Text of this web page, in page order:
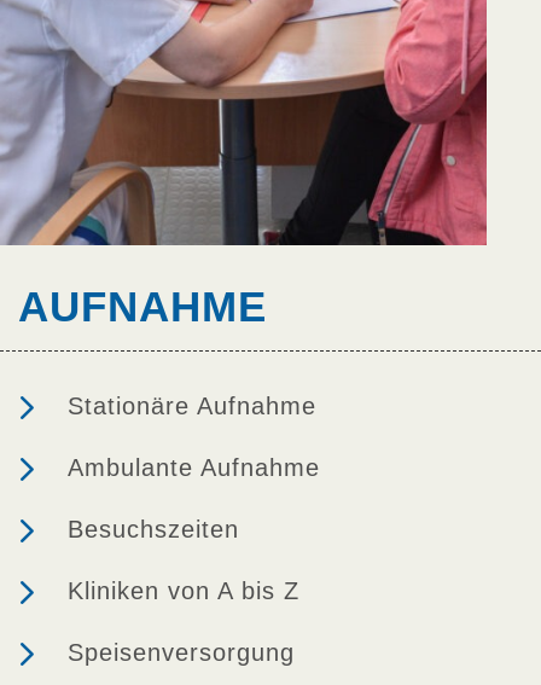
AUFNAHME
5 Stationäre Aufnahme
5 Ambulante Aufnahme
5 Besuchszeiten
5 Kliniken von A bis Z
5 Speisenversorgung